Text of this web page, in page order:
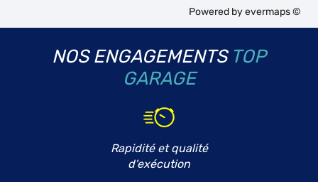
Powered byevermaps ©
NOS ENGAGEMENTS TOP
GARAGE
Rapidité et qualité
d'exécution